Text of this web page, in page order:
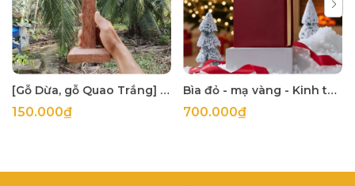
[Gỗ Dừa, gỗ Quao Trắng] Thập tự thánh giá treo tường
150.000₫
Bìa đỏ - mạ vàng - Kinh thánh 1925 khổ lớn 14x21cm in tại Hàn Quốc
700.000₫